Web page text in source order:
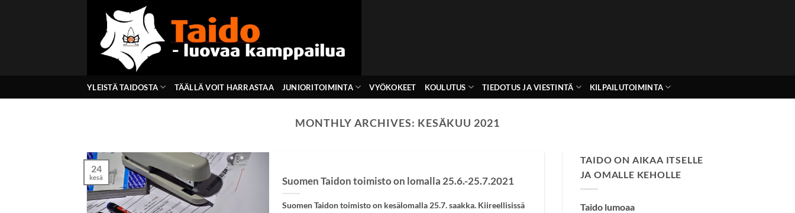
YLEISTÄ TAIDOSTA TÄÄLLÄ VOIT HARRASTAA JUNIORITOIMINTA VYÖKOKEET KOULUTUS TIEDOTUS JA VIESTINTÄ KILPAILUTOIMINTA
MONTHLY ARCHIVES: KESÄKUU 2021
Suomen Taidon toimisto on lomalla 25.6.-25.7.2021
Suomen Taidon toimisto on kesälomalla 25.7. saakka. Kiireellisissä
24
kesä
TAIDO ON AIKAA ITSELLE
JA OMALLE KEHOLLE
Taido lumoaa